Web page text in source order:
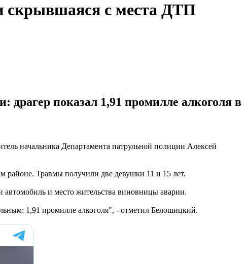
скрывшаяся с места ДТП
драгер показал 1,91 промилле алкоголя в
начальника Департамента патрульной полиции Алексей
Травмы получили две девушки 11 и 15 лет.
автомобиль и место жительства виновницы аварии.
1,91 промилле алкоголя", - отметил Белошицкий.